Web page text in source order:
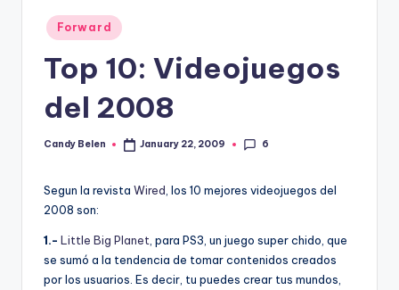
Posted
in
Forward
Top 10: Videojuegos
del 2008
Posted
Candy Belen January 22, 2009 6
Segun la revista Wired , los 10 mejores videojuegos del
2008 son:
1.- Little Big Planet , para PS3, un juego super chido, que
se sumó a la tendencia de tomar contenidos creados
por los usuarios. Es decir, tu puedes crear tus mundos,